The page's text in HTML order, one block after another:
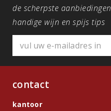
de scherpste aanbiedingen
handige wijn en spijs tips
contact
kantoor